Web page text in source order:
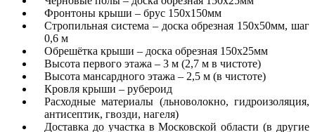
Фронтоны крыши – брус 150х150мм
Стропильная система – доска обрезная 150х50мм, шаг
0,6 м
Обрешётка крыши – доска обрезная 150х25мм
Высота первого этажа – 3 м (2,7 м в чистоте)
Высота мансардного этажа – 2,5 м (в чистоте)
Кровля крыши – рубероид
Расходные материалы (льноволокно, гидроизоляция,
антисептик, гвозди, нагеля)
Доставка до участка в Московской области (в другие